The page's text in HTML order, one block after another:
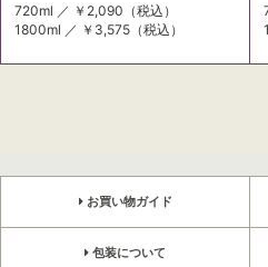
720ml ／ ￥2,090 （税込）
1800ml ／ ￥3,575 （税込）
お買い物ガイド
包装について